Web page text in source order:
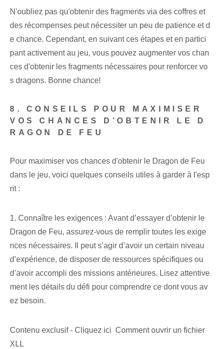
N'oubliez pas qu'obtenir des fragments via des coffres et
des récompenses peut nécessiter un peu de patience et d
e chance. Cependant, en suivant ces étapes et en partici
pant activement au jeu, vous pouvez augmenter vos chan
ces d'obtenir les fragments nécessaires pour renforcer vo
s dragons. Bonne chance!
8. CONSEILS POUR MAXIMISER
VOS CHANCES D’OBTENIR LE D
RAGON DE FEU
Pour maximiser vos chances d'obtenir le Dragon de Feu
dans le jeu, voici quelques conseils utiles à garder à l'esp
rit :
1. Connaître les exigences : Avant d’essayer d’obtenir le
Dragon de Feu, assurez-vous de remplir toutes les exige
nces nécessaires. Il peut s’agir d’avoir un certain niveau
d’expérience, de disposer de ressources spécifiques ou
d’avoir accompli des missions antérieures. Lisez attentive
ment les détails du défi pour comprendre ce dont vous av
ez besoin.
Contenu exclusif - Cliquez ici Comment ouvrir un fichier
XLL